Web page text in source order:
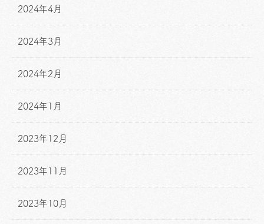
2024年4月
2024年3月
2024年2月
2024年1月
2023年12月
2023年11月
2023年10月